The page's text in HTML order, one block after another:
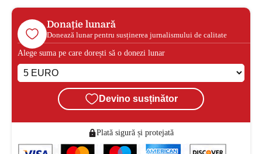
Donație lunară
Donează lunar pentru susținerea jurnalismului de calitate
Alege suma pe care dorești să o donezi lunar
Devino susținător
Plată sigură și protejată